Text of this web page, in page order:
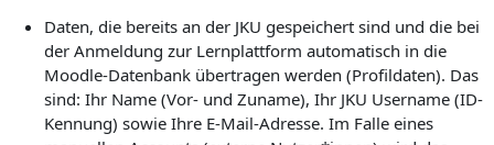
Daten, die bereits an der JKU gespeichert sind und die bei
der Anmeldung zur Lernplattform automatisch in die
Moodle-Datenbank übertragen werden (Profildaten). Das
sind: Ihr Name (Vor- und Zuname), Ihr JKU Username (ID-
Kennung) sowie Ihre E-Mail-Adresse. Im Falle eines